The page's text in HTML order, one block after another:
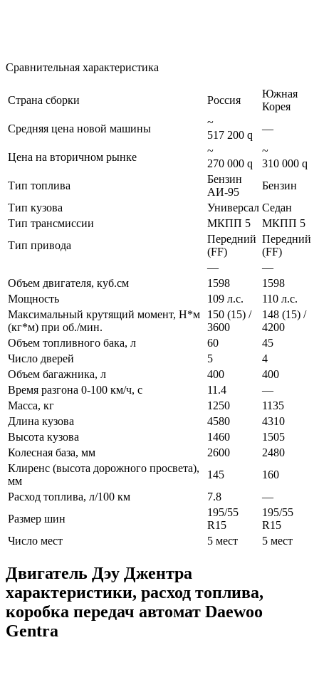
Сравнительная характеристика
Страна сборки Россия
Южная
Корея
Средняя цена новой машины
~
517 200 q
—
Цена на вторичном рынке
~
270 000 q
~
310 000 q
Тип топлива
Бензин
АИ-95
Бензин
Тип кузова
Универсал Седан
Тип трансмиссии
МКПП 5
МКПП 5
Тип привода
Передний
(FF)
Передний
(FF)
—
—
Объем двигателя, куб.см
1598
1598
Мощность
109 л.с.
110 л.с.
Максимальный крутящий момент, Н*м
(кг*м) при об./мин.
150 (15) /
3600
148 (15) /
4200
Объем топливного бака, л
60
45
Число дверей
5
4
Объем багажника, л
400
400
Время разгона 0-100 км/ч, с
11.4
—
Масса, кг
1250
1135
Длина кузова
4580
4310
Высота кузова
1460
1505
Колесная база, мм
2600
2480
Клиренс (высота дорожного просвета),
мм
145
160
Расход топлива, л/100 км
7.8
—
Размер шин
195/55
R15
195/55
R15
Число мест
5 мест 5 мест
Двигатель Дэу Джентра
характеристики, расход топлива,
коробка передач автомат Daewoo
Gentra